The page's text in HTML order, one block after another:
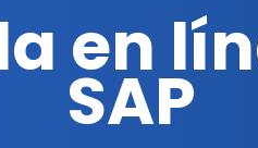
en
SAP